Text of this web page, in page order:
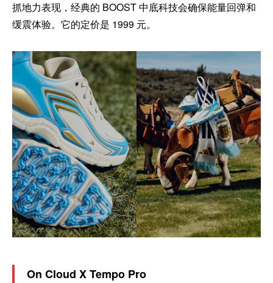
抓地力表现，经典的 BOOST 中底科技会确保能量回弹和
缓震体验。它的定价是 1999 元。
On Cloud X Tempo Pro